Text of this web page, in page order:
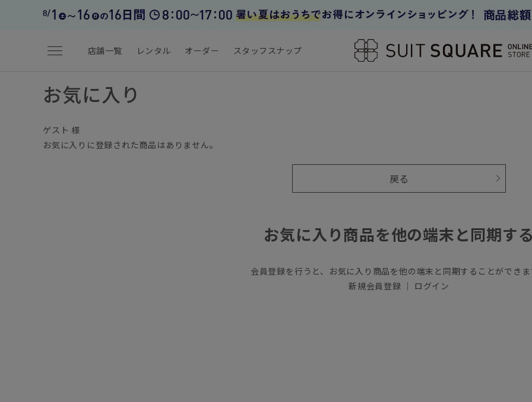
menu 店舗一覧 レンタル オーダー スタッフスナップ
お気に入り
ゲスト 様
お気に入りに登録された商品はありません。
戻る
お気に入り商品を他の端末と同期す
会員登録を行うと、お気に入り商品を他の端末と同期することができ
新規会員登録 ｜ ログイン